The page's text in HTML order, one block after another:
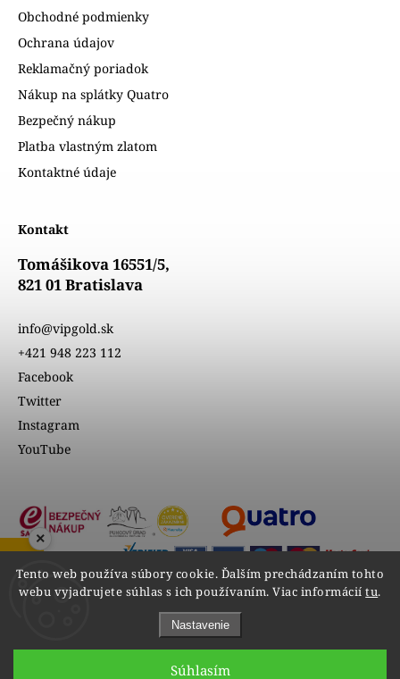
Tento web používa súbory cookie. Ďalším prechádzaním tohto
webu vyjadrujete súhlas s ich používaním. Viac informáciítu.
Nastavenie
Súhlasím
Obchodné podmienky
Ochrana údajov
Reklamačný poriadok
Nákup na splátky Quatro
Bezpečný nákup
Platba vlastným zlatom
Kontaktné údaje
Kontakt
Tomášikova 16551/5,
821 01 Bratislava
info@vipgold.sk
+421 948 223 112
Facebook
Twitter
Instagram
YouTube
ZOBRAZIŤ RECENZIE
×